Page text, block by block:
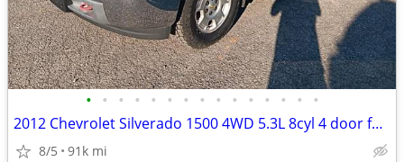
• • • • • • • • • • • • • • •
2012 Chevrolet Silverado 1500 4WD 5.3L 8cyl 4 door full size pickup tr
8/5 91k mi